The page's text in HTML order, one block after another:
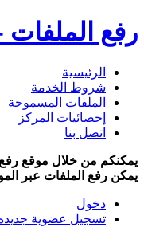
رفع الملفات
الرئيسية
شروط الخدمة
الملفات المسموحة
إحصائيات المركز
اتصل بنا
يمكنكم من خلال موقع
يمكن رفع الملفات عبر
دخول
تسجيل عضوية